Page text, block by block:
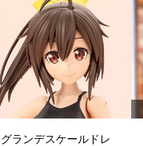
グランデスケールドレ